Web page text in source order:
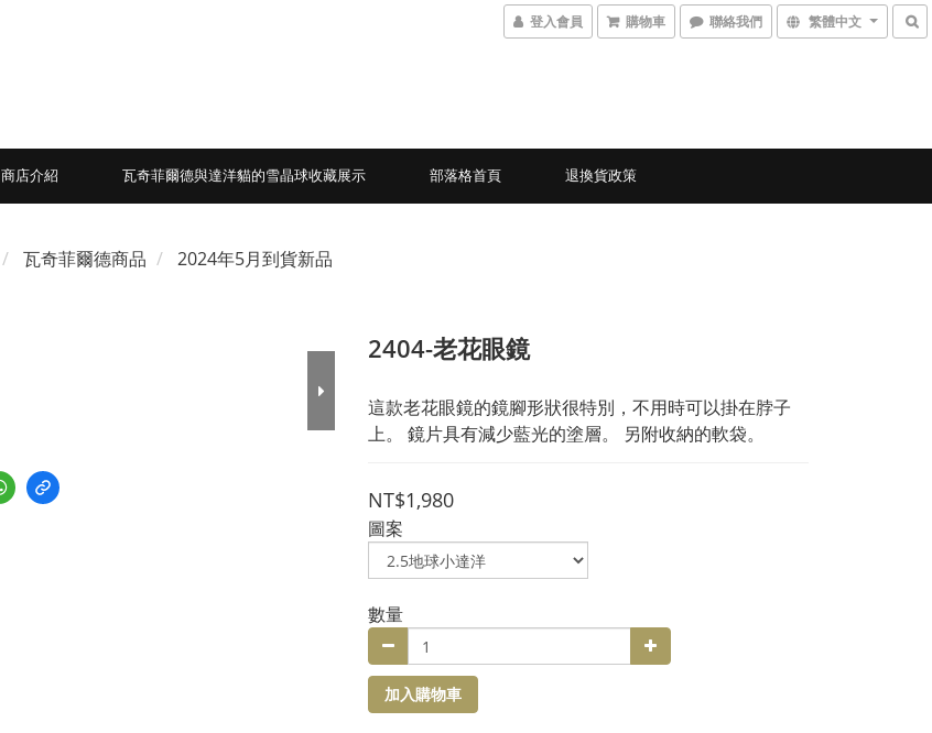
登入會員 購物車 聯絡我們 繁體中文
商店介紹 瓦奇菲爾德與達洋貓的雪晶球收藏展示 部落格首頁 退換貨政策
瓦奇菲爾德商品 2024年5月到貨新品
2404-老花眼鏡
這款老花眼鏡的鏡腳形狀很特別，不用時可以掛在脖子
上。 鏡片具有減少藍光的塗層。 另附收納的軟袋。
NT$1,980
圖案
數量
加入購物車